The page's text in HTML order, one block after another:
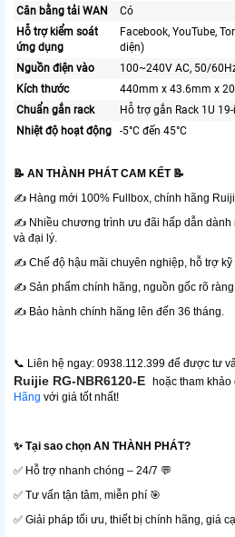
Cân bằng tải WAN
Có
Hỗ trợ kiểm soát
ứng dụng
Facebook, YouTube,
diện)
Nguồn điện vào
100~240V AC, 50/
Kích thước
440mm x 43.6mm x
Chuẩn gắn rack
Hỗ trợ gắn Rack 1U
Nhiệt độ hoạt động
-5°C đến 45°C
📝 AN THÀNH PHÁT CAM KẾT 📝
✍️ Hàng mới 100% Fullbox, chính hãng
✍️ Nhiều chương trình ưu đãi hấp dẫn dành
và đại lý.
✍️ Chế độ hậu mãi chuyên nghiệp, hỗ trợ kỹ
✍️ Sản phẩm chính hãng, nguồn gốc rõ
✍️ Bảo hành chính hãng lên đến 36 tháng.
📞 Liên hệ ngay: 0938.112.399 để được tư
Ruijie RG-NBR6120-E
hoặc tham khảo
Hãng với giá tốt nhất!
✨ Tại sao chọn AN THÀNH PHÁT?
✅ Hỗ trợ nhanh chóng – 24/7 💬
✅ Tư vấn tận tâm, miễn phí 🎯
✅ Giải pháp tối ưu, thiết bị chính hãng, giá